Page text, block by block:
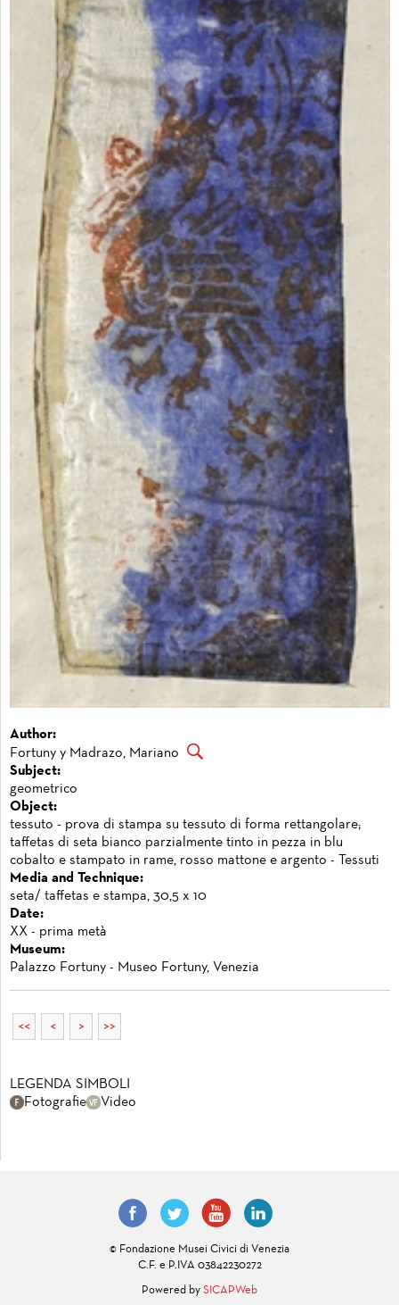
Author:
Fortuny y Madrazo, Mariano
Subject:
geometrico
Object:
tessuto - prova di stampa su tessuto di forma rettangolare;
taffetas di seta bianco parzialmente tinto in pezza in blu
cobalto e stampato in rame, rosso mattone e argento - Tessuti
Media and Technique:
seta/ taffetas e stampa, 30,5 x 10
Date:
XX - prima metà
Museum:
Palazzo Fortuny - Museo Fortuny, Venezia
<< < > >>
LEGENDA SIMBOLI
Fotografie
Video
© Fondazione Musei Civici di Venezia
C.F. e P.IVA 03842230272
Powered by SICAPWeb